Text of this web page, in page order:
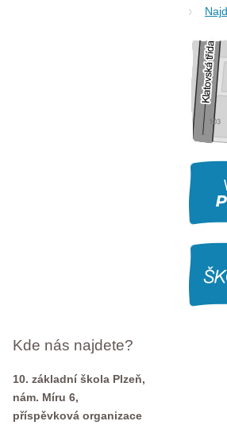
Kde nás najdete?
10. základní škola Plzeň,
nám. Míru 6,
příspěvková organizace